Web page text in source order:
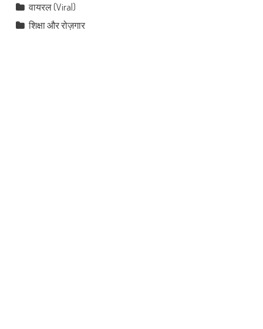
वायरल (Viral)
शिक्षा और रोज़गार